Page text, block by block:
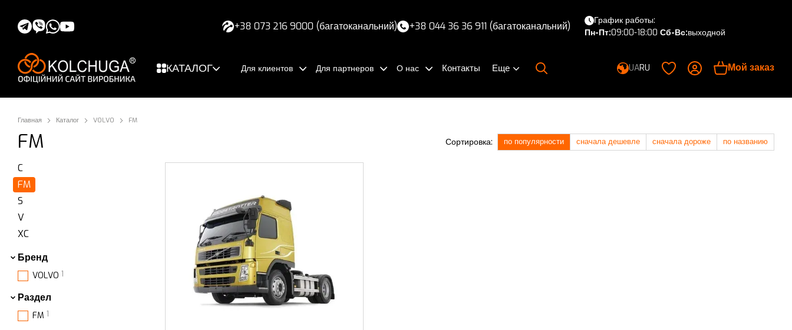
+38 073 216 9000 (багатоканальний) +38 044 36 36 911 (багатоканальний)
График работы:
Пн-Пт:09:00-18:00 Сб-Вс:выходной
КАТАЛОГ Для клиентов Для партнеров О нас Контакты Еще UARU Мой заказ
Главная Каталог VOLVO FM
FM Сортировка: по популярности сначала дешевле сначала дороже по названию
C
FM
S
V
XC
Бренд
VOLVO 1
Раздел
FM 1